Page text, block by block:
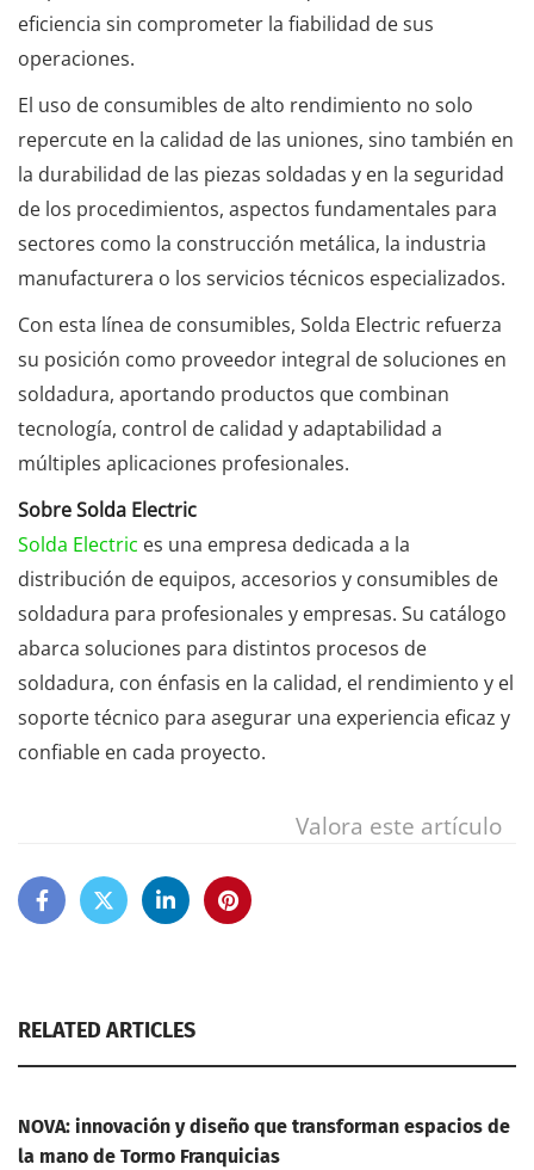
eficiencia sin comprometer la fiabilidad de sus
operaciones.
El uso de consumibles de alto rendimiento no solo
repercute en la calidad de las uniones, sino también en
la durabilidad de las piezas soldadas y en la seguridad
de los procedimientos, aspectos fundamentales para
sectores como la construcción metálica, la industria
manufacturera o los servicios técnicos especializados.
Con esta línea de consumibles, Solda Electric refuerza
su posición como proveedor integral de soluciones en
soldadura, aportando productos que combinan
tecnología, control de calidad y adaptabilidad a
múltiples aplicaciones profesionales.
Sobre Solda Electric
Solda Electric es una empresa dedicada a la
distribución de equipos, accesorios y consumibles de
soldadura para profesionales y empresas. Su catálogo
abarca soluciones para distintos procesos de
soldadura, con énfasis en la calidad, el rendimiento y el
soporte técnico para asegurar una experiencia eficaz y
confiable en cada proyecto.
Valora este artículo
RELATED ARTICLES
NOVA: innovación y diseño que transforman espacios de
la mano de Tormo Franquicias